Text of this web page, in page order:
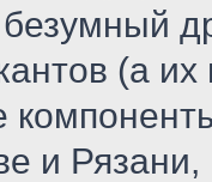
(а их
и